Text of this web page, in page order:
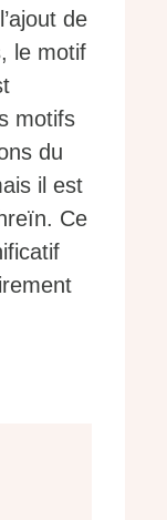
de
le motif
motifs
du
il est
Ce